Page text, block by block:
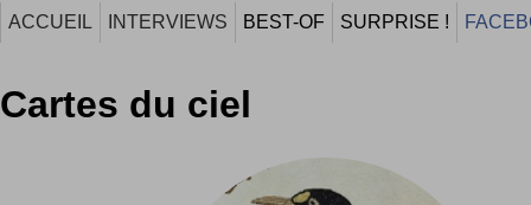
ACCUEIL INTERVIEWS BEST-OF SURPRISE !
Cartes du ciel